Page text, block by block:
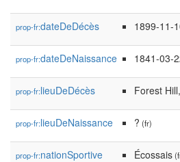
prop-fr:dateDeDécès 1899-11-
prop-fr:dateDeNaissance 1841-03-
prop-fr:lieuDeDécès Forest
prop-fr:lieuDeNaissance ? (fr)
prop-fr:nationSportive Écossais